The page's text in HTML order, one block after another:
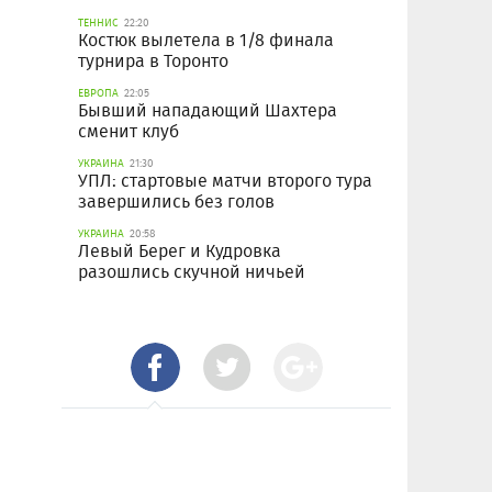
ТЕННИС 22:20
Костюк вылетела в 1/8 финала
турнира в Торонто
ЕВРОПА 22:05
Бывший нападающий Шахтера
сменит клуб
УКРАИНА 21:30
УПЛ: стартовые матчи второго тура
завершились без голов
УКРАИНА 20:58
Левый Берег и Кудровка
разошлись скучной ничьей